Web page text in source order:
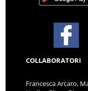
COLLABORATORI
Francesca Arcaro,